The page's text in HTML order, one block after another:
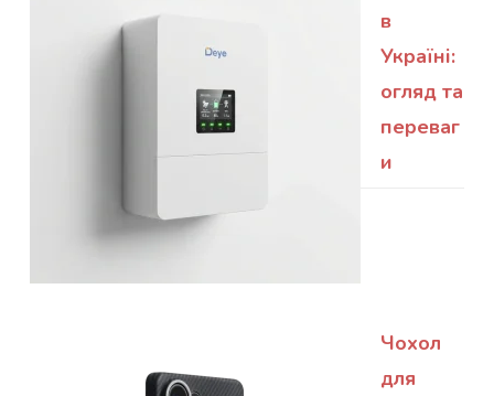
в
Україні:
огляд та
переваг
и
Чохол
для